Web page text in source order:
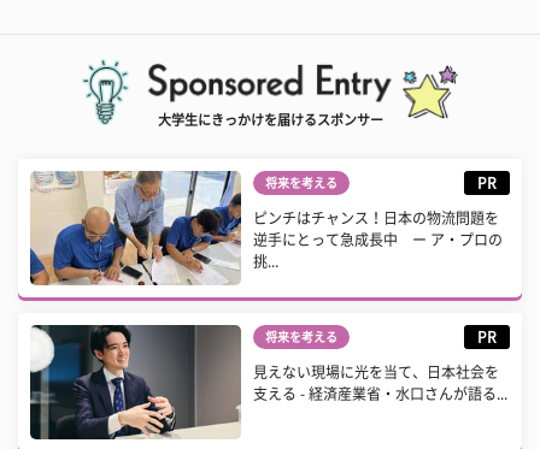
大学生にきっかけを届けるスポンサー
将来を考える PR
ピンチはチャンス！日本の物流問題を
逆手にとって急成長中 ー ア・プロの
挑...
将来を考える PR
見えない現場に光を当て、日本社会を
支える - 経済産業省・水口さんが語る...